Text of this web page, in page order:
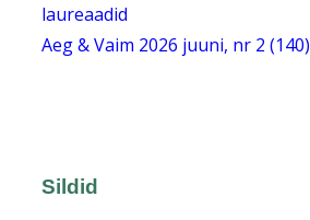
laureaadid
Aeg & Vaim 2026 juuni, nr 2 (140)
Sildid